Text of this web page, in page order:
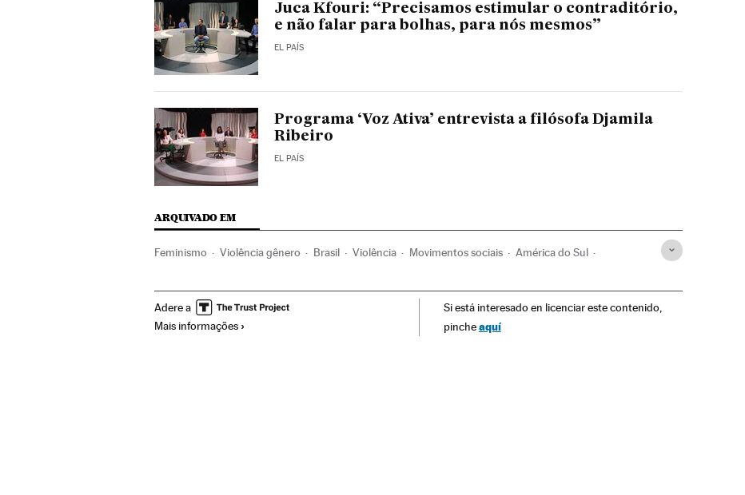
Juca Kfouri: “Precisamos estimular o contraditório,
e não falar para bolhas, para nós mesmos”
EL PAÍS
Programa ‘Voz Ativa’ entrevista a filósofa Djamila
Ribeiro
EL PAÍS
ARQUIVADO EM
Feminismo Violência gênero Brasil Violência Movimentos sociais América do Sul
Adere a
Mais informações
Si está interesado en licenciar este contenido,
pincheaquí